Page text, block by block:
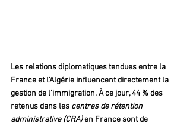
Les relations diplomatiques tendues entre la
France et l’Algérie influencent directement la
gestion de l’immigration. À ce jour, 44 % des
retenus dans les centres de rétention
administrative (CRA) en France sont de